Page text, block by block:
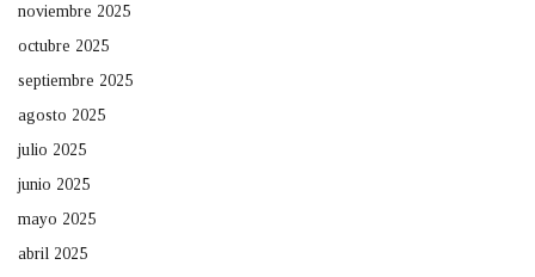
noviembre 2025
octubre 2025
septiembre 2025
agosto 2025
julio 2025
junio 2025
mayo 2025
abril 2025